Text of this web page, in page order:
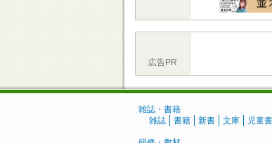
広告PR
雑誌・書籍
雑誌
書籍 新書 文庫 児童